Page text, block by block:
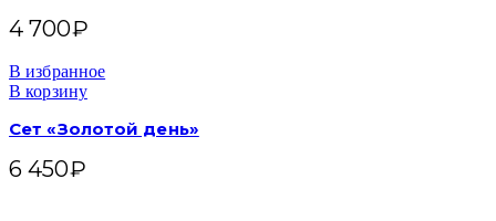
4 700₽
В избранное
В корзину
Сет «Золотой день»
6 450₽